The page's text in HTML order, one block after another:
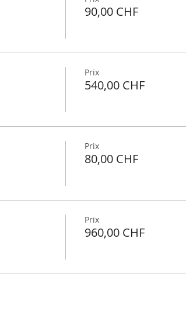
90,00 CHF
Prix
540,00 CHF
Prix
80,00 CHF
Prix
960,00 CHF